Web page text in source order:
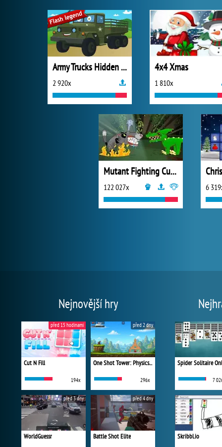
Army Trucks Hidden Letters
2 920x
4x4 Xmas
1 810x
Mutant Fighting Cup 2016
122 027x 6
Nejnovější hry
Cut N Fill
194x
před 15 hodinami
One Shot Tower: Physics Destroyer
296x
před 2 dny
WorldGuessr
před 3 dny
Battle Shot Elite
před 4 dny
Spider Solitaire
7
Skribbl.io